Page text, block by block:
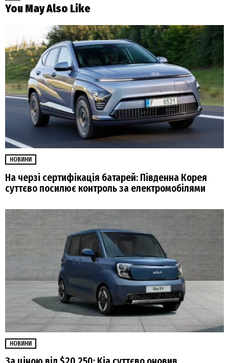
You May Also Like
НОВИНИ
На черзі сертифікація батарей: Південна Корея
суттєво посилює контроль за електромобілями
НОВИНИ